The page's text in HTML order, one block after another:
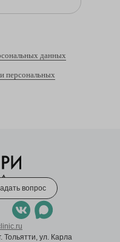
данных
персональных
вопрос
Тольятти, ул. Карла